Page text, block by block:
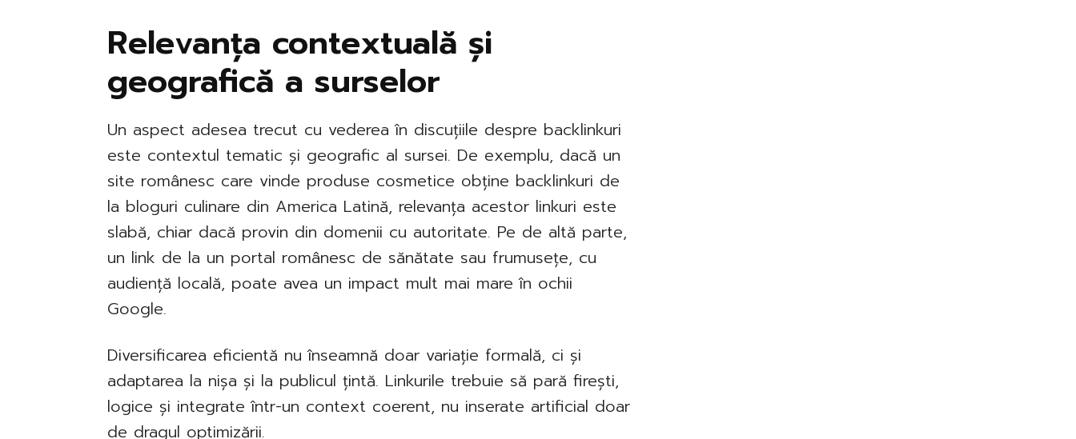
Relevanța contextuală și
geografică a surselor
Un aspect adesea trecut cu vederea în discuțiile despre backlinkuri
este contextul tematic și geografic al sursei. De exemplu, dacă un
site românesc care vinde produse cosmetice obține backlinkuri de
la bloguri culinare din America Latină, relevanța acestor linkuri este
slabă, chiar dacă provin din domenii cu autoritate. Pe de altă parte,
un link de la un portal românesc de sănătate sau frumusețe, cu
audiență locală, poate avea un impact mult mai mare în ochii
Google.
Diversificarea eficientă nu înseamnă doar variație formală, ci și
adaptarea la nișa și la publicul țintă. Linkurile trebuie să pară firești,
logice și integrate într-un context coerent, nu inserate artificial doar
de dragul optimizării.